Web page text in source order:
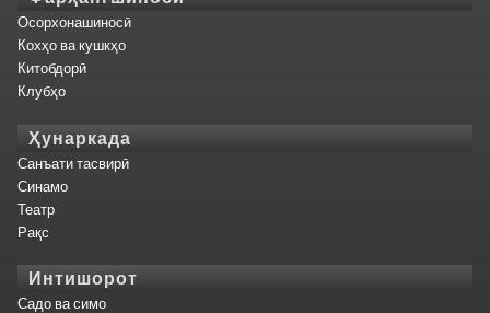
Осорхонашиносӣ
Кохҳо ва кушкҳо
Китобдорӣ
Клубҳо
Ҳунаркада
Санъати тасвирӣ
Синамо
Театр
Рақс
Интишорот
Садо ва симо